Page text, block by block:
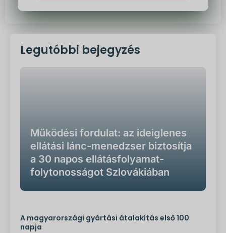
Legutóbbi bejegyzés
Működési fordulat: az ideiglenes
ellátási lánc-menedzser biztosítja
a 30 napos ellátásfolyamat-
folytonosságot Szlovákiában
A magyarországi gyártási átalakítás első 100
napja